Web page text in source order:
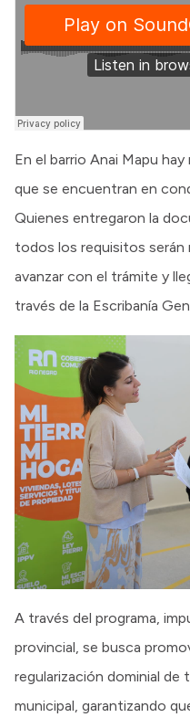
En el barrio Anai Mapu
que se encuentran en
Quienes entregaron la
todos los requisitos serán
avanzar con el trámite y
través de la Escribanía
A través del programa,
provincial, se busca
regularización dominial de
municipal, garantizando